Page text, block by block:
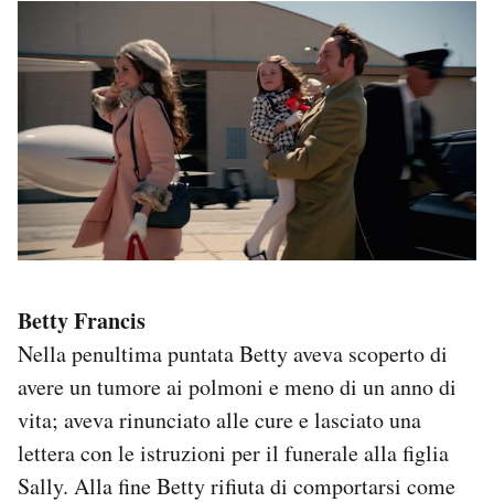
Betty Francis
Nella penultima puntata Betty aveva scoperto di
avere un tumore ai polmoni e meno di un anno di
vita; aveva rinunciato alle cure e lasciato una
lettera con le istruzioni per il funerale alla figlia
Sally. Alla fine Betty rifiuta di comportarsi come